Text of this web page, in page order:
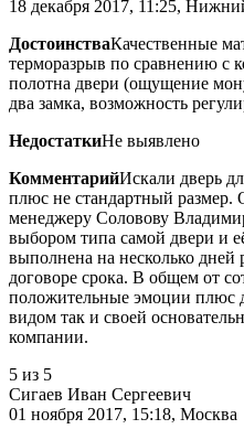
18 декабря 2017, 11:25,
ДостоинстваКачественные
терморазрыв по сравнению с
полотна двери (ощущение
два замка, возможность
НедостаткиНе выявлено
КомментарийИскали дверь
плюс не стандартный размер.
менеджеру Соловову
выбором типа самой двери и
выполнена на несколько дней
договоре срока. В общем от
положительные эмоции плюс
видом так и своей
компании.
5 из 5
Сигаев Иван Сергеевич
01 ноября 2017, 15:18, Москва